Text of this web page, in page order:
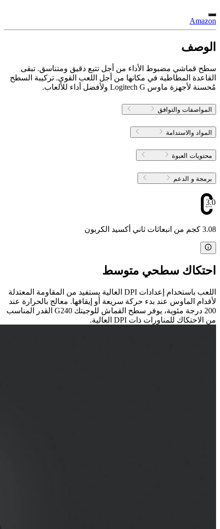
Amazon
الوصف
سطح قماشي مضبوط الأداء من أجل تتبع دقيق ومتناسق. تبقى
القاعدة المطاطية في مكانها من أجل اللعب القوي. تركيبة السطح
مُحسنة لأجهزة ماوس ‎Logitech G‏ ولأفضل أداء للألعاب.
المواصفات والتوافق
المواد والاستدامة
محتويات العبوة
برمجة و الدعم
3.08
3.08 كجم من انبعاثات ثاني أكسيد الكربون
احتكاك سطحي متوسط
اللعب باستخدام إعدادات DPI العالية يستفيد من المقاومة المعتدلة
لأقدام الماوس عند بدء حركة سريعة أو إيقافها. معالج بالحرارة عند
200 درجة مئوية، يوفر سطح القماش للوجيتك G240 القدر المناسب
من الاحتكاك للمناورات ذات DPI العالية.